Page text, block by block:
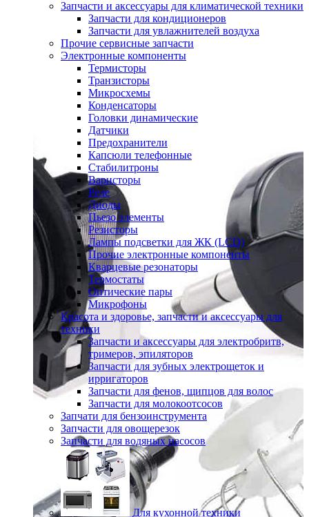
Запчасти и аксессуары для климатической техники
Запчасти для кондиционеров
Запчасти для увлажнителей воздуха
Прочие сервисные запчасти
Электронные компоненты
Термисторы
Транзисторы
Микросхемы
Конденсаторы
Головки динамические
Датчики
Предохранители
Капсюли телефонные
Стабилитроны
Варисторы
Реле
Диоды
Пьезо элементы
Резисторы
Лампы подсветки для ЖК (LCD)
Прочие электронные компоненты
Кварцевые резонаторы
Термостаты
Оптические пары
Микрофоны
Красота и здоровье, запчасти и аксессуары для
техники
Запчасти и аксессуары для электробритв,
тримеров, эпиляторов
Запчасти для зубных электрощеток и
ирригаторов
Запчасти для фенов, щипцов для волос
Запчасти для молокоотсосов
Запчати для бензоинструмента
Запчасти для овощерезок
Запчасти для водяных насосов
Для кухонной техники